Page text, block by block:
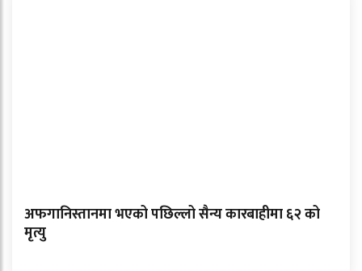
अफगानिस्तानमा भएको पछिल्लो सैन्य कारबाहीमा ६२ को
मृत्यु